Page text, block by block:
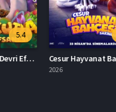
5.4
Marakuda: Taş Devri Efsanesi Türkçe Dublaj İzle
6.0
2026